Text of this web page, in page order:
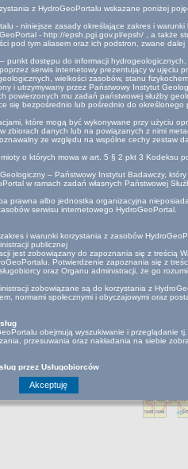
z HydroGeoPortalu wskazane poniżej
- niniejsze zasady określające zakres i warunki
- http://epsh.pgi.gov.pl/epsh/ , a także
pod tym aliasem oraz ich podstron, zwane dalej
punkt dostępu do informacji
serwis internetowy prezentujący w ujęciu
wielkości zasobów, stanu
i utrzymywany przez Państwowy Instytut
powierzonych mu zadań państwowej służby
się bezpośrednio lub pośrednio do określonego
które mogą być wykonywane przy użyciu
zbiorach danych lub na powiązanych z nimi
ze względu na wspólne cechy zestaw
o których mowa w art. 5 § 2 pkt 3 Kodeksu
– Państwowy Instytut Badawczy, który
w ramach zadań własnych Państwowej
prawna albo jednostka organizacyjna
serwisu internetowego HydroGeoPortal.
i warunki korzystania z zasobów
publicznej
jest zobowiązany do zapoznania się z treścią
Potwierdzenie zapoznania się z
oraz Organu administracji, że go
zobowiązane są do korzystania z
normami społecznymi i obyczajowymi oraz
obejmują wyszukiwanie i przeglądanie tj.
przesuwania oraz nakładania na siebie
przez Usługobiorców
III jest powszechny i nieodpłatny
HydroGeoPortalu tylko do celów
własnego użytku osobistego określonego
zwielokrotniać, sprzedawać, udostępniać lub
rozpowszechniać treści zawartych w
przesyłać lub udostępniać jej w systemach i
Akceptuję